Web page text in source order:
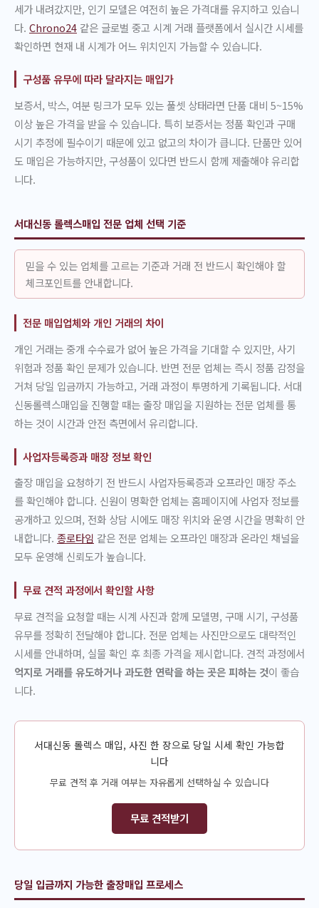
세가 내려갔지만, 인기 모델은 여전히 높은 가격대를 유지하고 있습니
다. Chrono24 같은 글로벌 중고 시계 거래 플랫폼에서 실시간 시세를
확인하면 현재 내 시계가 어느 위치인지 가늠할 수 있습니다.
구성품 유무에 따라 달라지는 매입가
보증서, 박스, 여분 링크가 모두 있는 풀셋 상태라면 단품 대비 5~15%
이상 높은 가격을 받을 수 있습니다. 특히 보증서는 정품 확인과 구매
시기 추정에 필수이기 때문에 있고 없고의 차이가 큽니다. 단품만 있어
도 매입은 가능하지만, 구성품이 있다면 반드시 함께 제출해야 유리합
니다.
서대신동 롤렉스매입 전문 업체 선택 기준
믿을 수 있는 업체를 고르는 기준과 거래 전 반드시 확인해야 할
체크포인트를 안내합니다.
전문 매입업체와 개인 거래의 차이
개인 거래는 중개 수수료가 없어 높은 가격을 기대할 수 있지만, 사기
위험과 정품 확인 문제가 있습니다. 반면 전문 업체는 즉시 정품 감정을
거쳐 당일 입금까지 가능하고, 거래 과정이 투명하게 기록됩니다. 서대
신동롤렉스매입을 진행할 때는 출장 매입을 지원하는 전문 업체를 통
하는 것이 시간과 안전 측면에서 유리합니다.
사업자등록증과 매장 정보 확인
출장 매입을 요청하기 전 반드시 사업자등록증과 오프라인 매장 주소
를 확인해야 합니다. 신원이 명확한 업체는 홈페이지에 사업자 정보를
공개하고 있으며, 전화 상담 시에도 매장 위치와 운영 시간을 명확히 안
내합니다. 종로타임 같은 전문 업체는 오프라인 매장과 온라인 채널을
모두 운영해 신뢰도가 높습니다.
무료 견적 과정에서 확인할 사항
무료 견적을 요청할 때는 시계 사진과 함께 모델명, 구매 시기, 구성품
유무를 정확히 전달해야 합니다. 전문 업체는 사진만으로도 대략적인
시세를 안내하며, 실물 확인 후 최종 가격을 제시합니다. 견적 과정에서
억지로 거래를 유도하거나 과도한 연락을 하는 곳은 피하는 것이 좋습
니다.
서대신동 롤렉스 매입, 사진 한 장으로 당일 시세 확인 가능합
니다
무료 견적 후 거래 여부는 자유롭게 선택하실 수 있습니다
무료 견적받기
당일 입금까지 가능한 출장매입 프로세스